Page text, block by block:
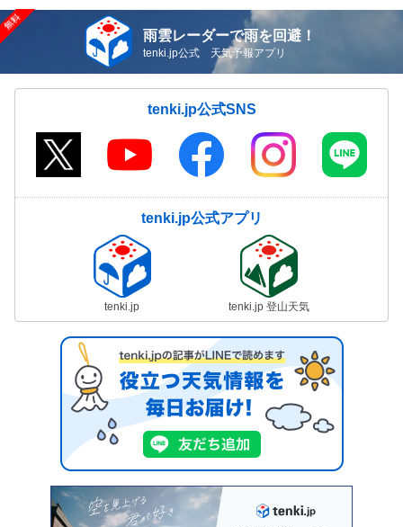
雨雲レーダーで雨を回避！
tenki.jp公式 天気予報アプリ
tenki.jp公式SNS
tenki.jp公式アプリ
tenki.jp tenki.jp 登山天気